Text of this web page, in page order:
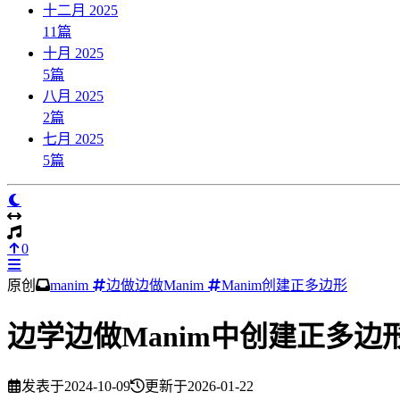
十二月 2025
11篇
十月 2025
5篇
八月 2025
2篇
七月 2025
5篇
0
原创 manim 边做边做Manim Manim创建正多边形
边学边做Manim中创建正多边
发表于2024-10-09 更新于2026-01-22